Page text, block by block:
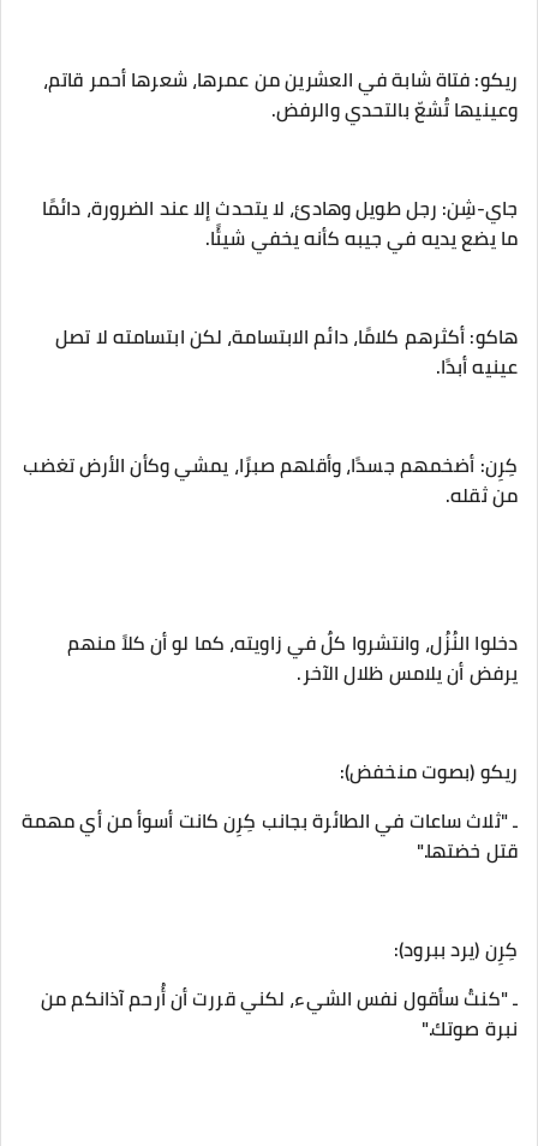
‎ريكو: فتاة شابة في العشرين من عمرها، شعرها أحمر قاتم،
وعينيها تُشعّ بالتحدي والرفض.
‎جاي-شِن: رجل طويل وهادئ، لا يتحدث إلا عند الضرورة، دائمًا
ما يضع يديه في جيبه كأنه يخفي شيئًا.
‎هاكو: أكثرهم كلامًا، دائم الابتسامة، لكن ابتسامته لا تصل
عينيه أبدًا.
‎كِرِن: أضخمهم جسدًا، وأقلهم صبرًا، يمشي وكأن الأرض تغضب
من ثقله.
‎دخلوا النُزُل، وانتشروا كلٌ في زاويته، كما لو أن كلاً منهم
يرفض أن يلامس ظلال الآخر.
‎ـ "ثلاث ساعات في الطائرة بجانب كِرِن كانت أسوأ من أي مهمة
قتل خضتها."
‎ـ "كنتُ سأقول نفس الشيء، لكني قررت أن أُرحم آذانكم من
نبرة صوتك."